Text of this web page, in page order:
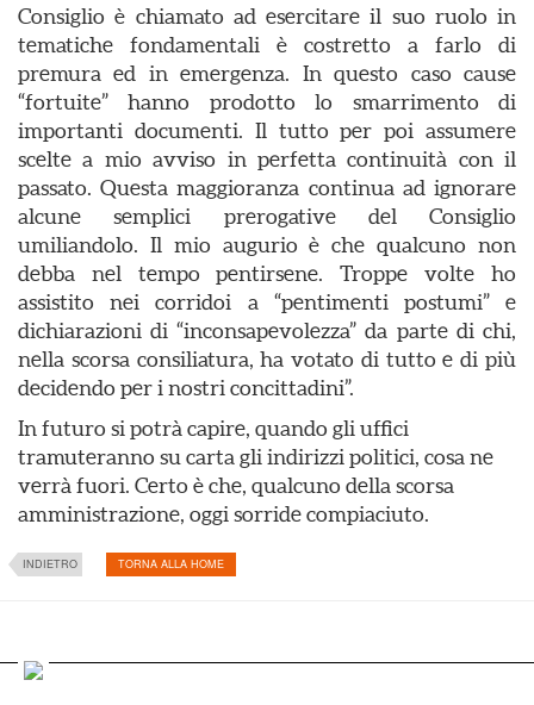
Consiglio è chiamato ad esercitare il suo ruolo in
tematiche fondamentali è costretto a farlo di
premura ed in emergenza. In questo caso cause
“fortuite” hanno prodotto lo smarrimento di
importanti documenti. Il tutto per poi assumere
scelte a mio avviso in perfetta continuità con il
passato. Questa maggioranza continua ad ignorare
alcune semplici prerogative del Consiglio
umiliandolo. Il mio augurio è che qualcuno non
debba nel tempo pentirsene. Troppe volte ho
assistito nei corridoi a “pentimenti postumi” e
dichiarazioni di “inconsapevolezza” da parte di chi,
nella scorsa consiliatura, ha votato di tutto e di più
decidendo per i nostri concittadini”.
In futuro si potrà capire, quando gli uffici
tramuteranno su carta gli indirizzi politici, cosa ne
verrà fuori. Certo è che, qualcuno della scorsa
amministrazione, oggi sorride compiaciuto.
INDIETRO TORNA ALLA HOME